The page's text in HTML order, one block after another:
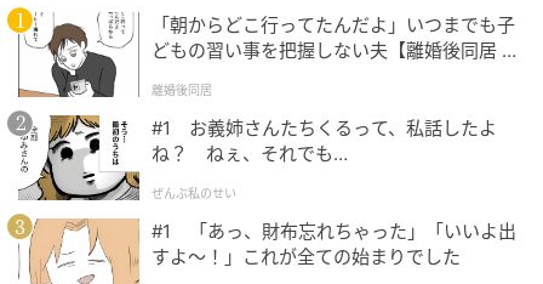
ウスにすることで、かっちりしすぎず、やわらかな雰
囲気に仕上がるのも嬉しいポイントです。
クルーネックですっきり！ ヒップカバーの丈
感も◎
「朝からどこ行ってたんだよ」いつまでも子
どもの習い事を把握しない夫【離婚後同居 Vo
離婚後同居
#1 お義姉さんたちくるって、私話したよ
ね？ ねぇ、それでも…
ぜんぶ私のせい
#1 「あっ、財布忘れちゃった」「いいよ出
すよ〜！」これが全ての始まりでした